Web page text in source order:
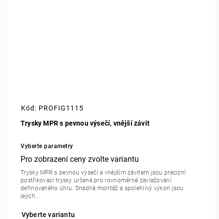
Trysky MPR s pevnou výsečí, vnější závit
Vyberte parametry
Trysky MPR s pevnou výsečí a vnějším závitem jsou precizní
postřikovací trysky určené pro rovnoměrné zavlažování
definovaného úhlu. Snadná montáž a spolehlivý výkon jsou
jejich...
Kód: PROFIG1115